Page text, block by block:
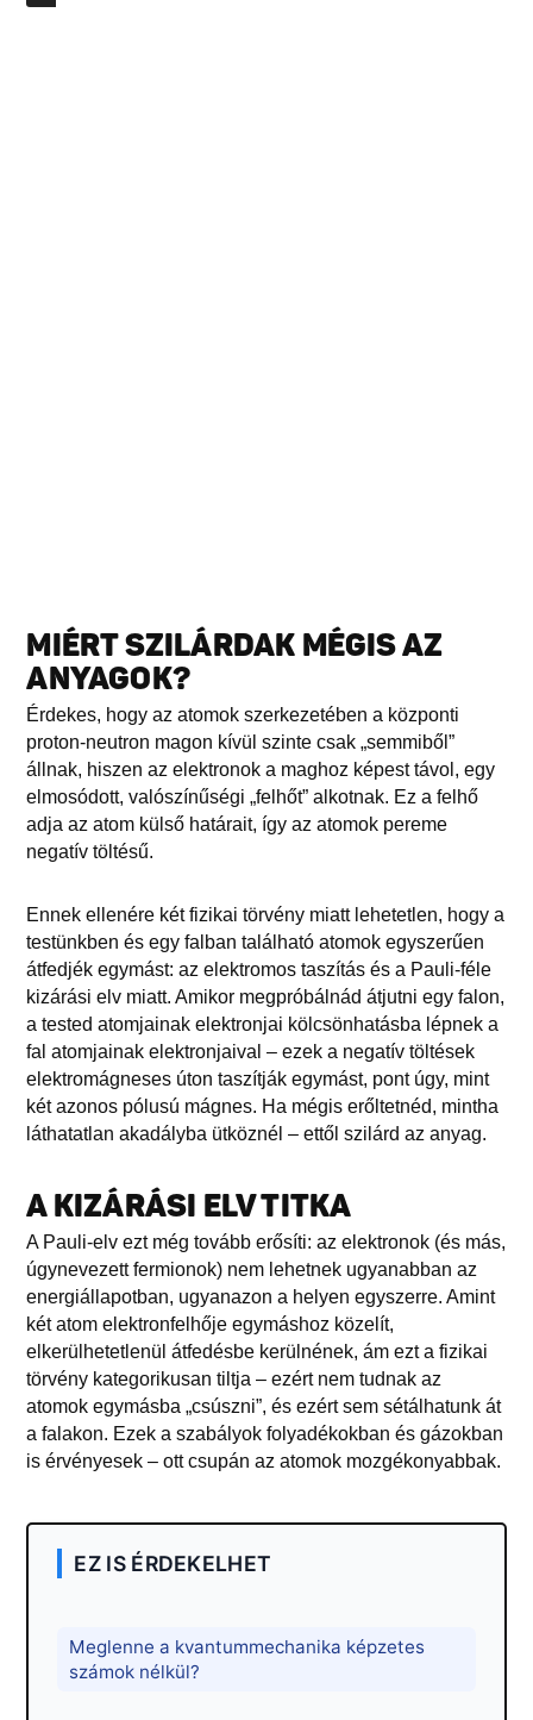
MIÉRT SZILÁRDAK MÉGIS AZ
ANYAGOK?
Érdekes, hogy az atomok szerkezetében a központi
proton-neutron magon kívül szinte csak „semmiből”
állnak, hiszen az elektronok a maghoz képest távol, egy
elmosódott, valószínűségi „felhőt” alkotnak. Ez a felhő
adja az atom külső határait, így az atomok pereme
negatív töltésű.
Ennek ellenére két fizikai törvény miatt lehetetlen, hogy a
testünkben és egy falban található atomok egyszerűen
átfedjék egymást: az elektromos taszítás és a Pauli-féle
kizárási elv miatt. Amikor megpróbálnád átjutni egy falon,
a tested atomjainak elektronjai kölcsönhatásba lépnek a
fal atomjainak elektronjaival – ezek a negatív töltések
elektromágneses úton taszítják egymást, pont úgy, mint
két azonos pólusú mágnes. Ha mégis erőltetnéd, mintha
láthatatlan akadályba ütköznél – ettől szilárd az anyag.
A KIZÁRÁSI ELV TITKA
A Pauli-elv ezt még tovább erősíti: az elektronok (és más,
úgynevezett fermionok) nem lehetnek ugyanabban az
energiállapotban, ugyanazon a helyen egyszerre. Amint
két atom elektronfelhője egymáshoz közelít,
elkerülhetetlenül átfedésbe kerülnének, ám ezt a fizikai
törvény kategorikusan tiltja – ezért nem tudnak az
atomok egymásba „csúszni”, és ezért sem sétálhatunk át
a falakon. Ezek a szabályok folyadékokban és gázokban
is érvényesek – ott csupán az atomok mozgékonyabbak.
EZ IS ÉRDEKELHET
Meglenne a kvantummechanika képzetes
számok nélkül?